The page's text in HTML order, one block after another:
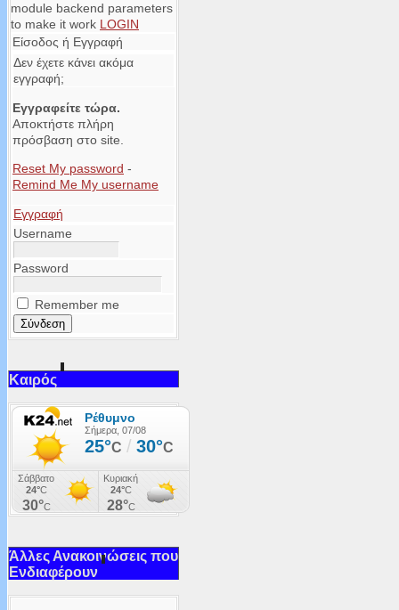
module backend parameters
to make it work LOGIN
Είσοδος ή Εγγραφή
Δεν έχετε κάνει ακόμα
εγγραφή;
Εγγραφείτε τώρα.
Αποκτήστε πλήρη
πρόσβαση στο site.
Reset My password -
Remind Me My username
Εγγραφή
Username
Password
Remember me
Καιρός
Άλλες Ανακοινώσεις που
Ενδιαφέρουν